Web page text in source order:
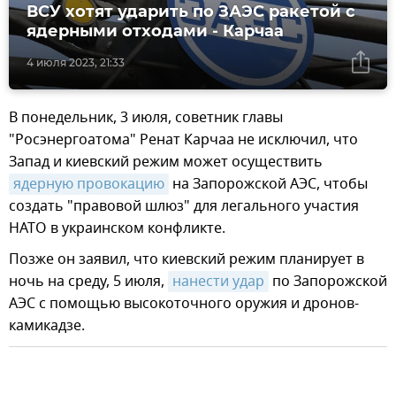
4 июля 2023, 21:33
ВСУ хотят ударить по ЗАЭС ракетой с
ядерными отходами - Карчаа
В понедельник, 3 июля, советник главы
"Росэнергоатома" Ренат Карчаа не исключил, что
Запад и киевский режим может осуществить
ядерную провокацию на Запорожской АЭС, чтобы
создать "правовой шлюз" для легального участия
НАТО в украинском конфликте.
Позже он заявил, что киевский режим планирует в
ночь на среду, 5 июля, нанести удар по Запорожской
АЭС с помощью высокоточного оружия и дронов-
камикадзе.